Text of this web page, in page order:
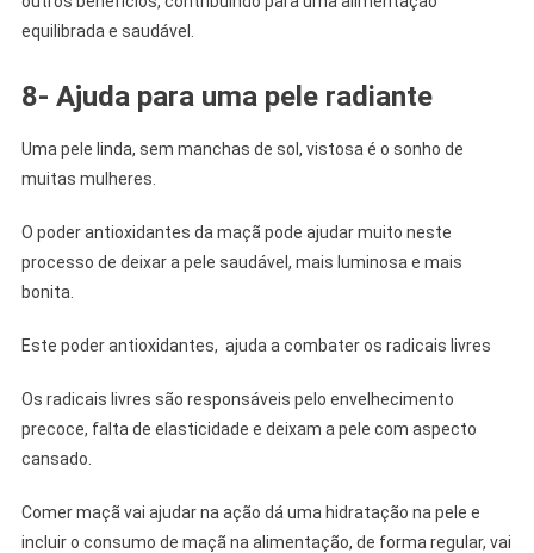
equilibrada e saudável.
8- Ajuda para uma pele radiante
Uma pele linda, sem manchas de sol, vistosa é o sonho de
muitas mulheres.
O poder antioxidantes da maçã pode ajudar muito neste
processo de deixar a pele saudável, mais luminosa e mais
bonita.
Este poder antioxidantes, ajuda a combater os radicais livres
Os radicais livres são responsáveis pelo envelhecimento
precoce, falta de elasticidade e deixam a pele com aspecto
cansado.
Comer maçã vai ajudar na ação dá uma hidratação na pele e
incluir o consumo de maçã na alimentação, de forma regular, vai